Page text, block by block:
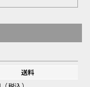
送料